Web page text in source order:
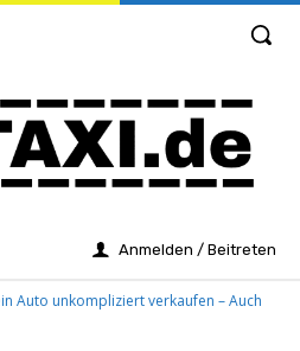
Anmelden / Beitreten
Auto unkompliziert verkaufen – Auch